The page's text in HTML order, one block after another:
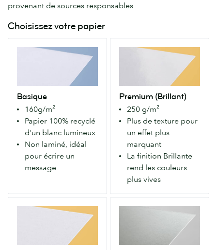
provenant de sources responsables
Choisissez votre papier
Basique
160g/m²
Papier 100% recyclé
d'un blanc lumineux
Non laminé, idéal
pour écrire un
message
d'un
blanc
lumineux.
laminé,
un
message.
Premium (Brillant)
250 g/m²
Plus de texture pour
un effet plus
marquant
La finition Brillante
rend les couleurs
plus vives
avec
finition
Brillante
recto
verso.
Fait
ressortir
couleurs
pour